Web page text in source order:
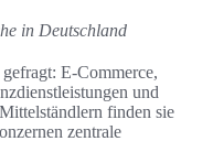
in Deutschland
E-Commerce,
und
finden sie
zentrale